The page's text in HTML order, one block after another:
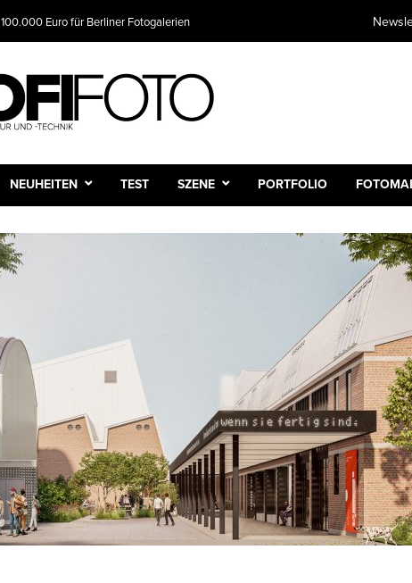
100.000 Euro für Berliner Fotogalerien
NEUHEITEN TEST SZENE PORTFOLIO